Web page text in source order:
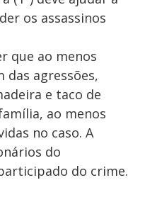
os assassinos
que ao menos
agressões,
e taco de
ao menos
no caso. A
do
do crime.